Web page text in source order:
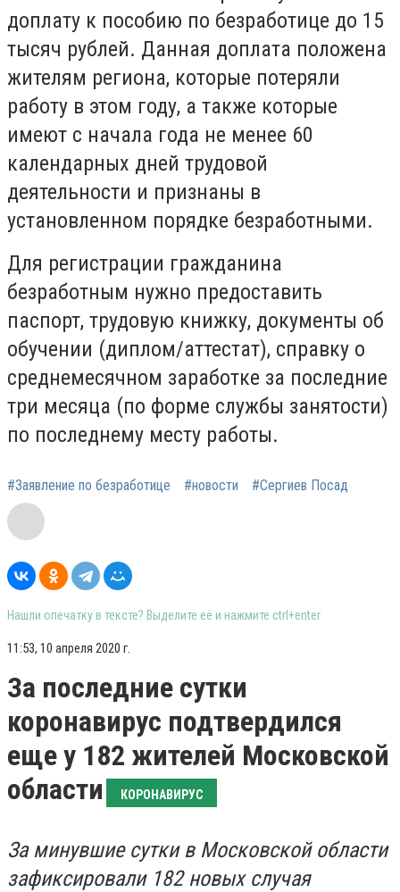
доплату к пособию по безработице до 15
тысяч рублей. Данная доплата положена
жителям региона, которые потеряли
работу в этом году, а также которые
имеют с начала года не менее 60
календарных дней трудовой
деятельности и признаны в
установленном порядке безработными.
Для регистрации гражданина
безработным нужно предоставить
паспорт, трудовую книжку, документы об
обучении (диплом/аттестат), справку о
среднемесячном заработке за последние
три месяца (по форме службы занятости)
по последнему месту работы.
#Заявление по безработице #новости #Сергиев Посад
Нашли опечатку в тексте? Выделите её и нажмите ctrl+enter
11:53, 10 апреля 2020 г.
За последние сутки
коронавирус подтвердился
еще у 182 жителей Московской
области
КОРОНАВИРУС
За минувшие сутки в Московской области
зафиксировали 182 новых случая